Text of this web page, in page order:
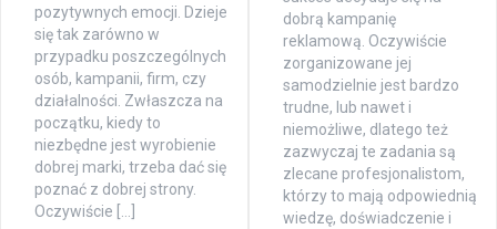
pozytywnych emocji. Dzieje
się tak zarówno w
przypadku poszczególnych
osób, kampanii, firm, czy
działalności. Zwłaszcza na
początku, kiedy to
niezbędne jest wyrobienie
dobrej marki, trzeba dać się
poznać z dobrej strony.
Oczywiście […]
dobrą kampanię
reklamową. Oczywiście
zorganizowane jej
samodzielnie jest bardzo
trudne, lub nawet i
niemożliwe, dlatego też
zazwyczaj te zadania są
zlecane profesjonalistom,
którzy to mają odpowiednią
wiedzę, doświadczenie i